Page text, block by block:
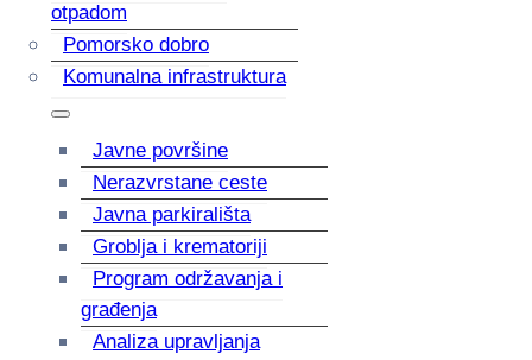
otpadom
Pomorsko dobro
Komunalna infrastruktura
Javne površine
Nerazvrstane ceste
Javna parkirališta
Groblja i krematoriji
Program održavanja i
građenja
Analiza upravljanja